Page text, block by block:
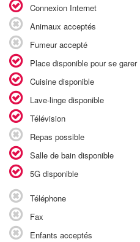
Connexion Internet
Animaux acceptés
Fumeur accepté
Place disponible pour se garer
Cuisine disponible
Lave-linge disponible
Télévision
Repas possible
Salle de bain disponible
5G disponible
Téléphone
Fax
Enfants acceptés